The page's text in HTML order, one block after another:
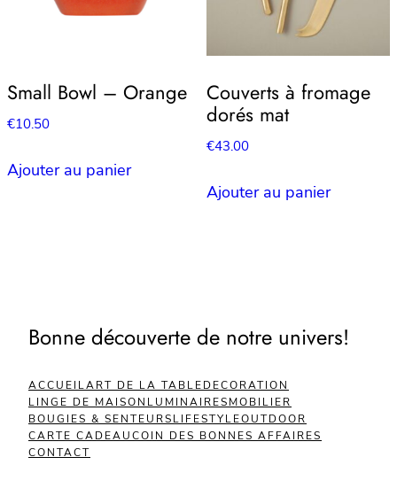
Small Bowl – Orange
€10.50
Ajouter au panier
Couverts à fromage
dorés mat
€43.00
Ajouter au panier
Bonne découverte de notre univers!
ACCUEILART DE LA TABLEDECORATION
LINGE DE MAISON LUMINAIRESMOBILIER
BOUGIES & SENTEURSLIFESTYLEOUTDOOR
CARTE CADEAUCOIN DES BONNES AFFAIRES
CONTACT